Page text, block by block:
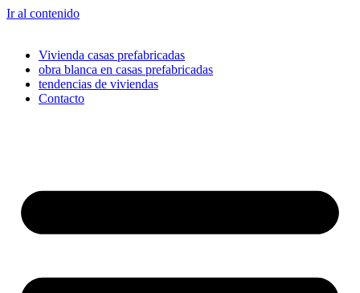
Ir al contenido
Vivienda casas prefabricadas
obra blanca en casas prefabricadas
tendencias de viviendas
Contacto